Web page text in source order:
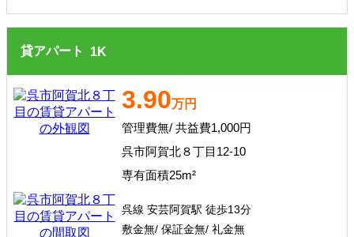
貸アパート 1K
3.90万円
管理費無/ 共益費1,000円
呉市阿賀北８丁目12-10
専有面積25m²
呉線 安芸阿賀駅 徒歩13分
敷金無/ 保証金無/ 礼金無